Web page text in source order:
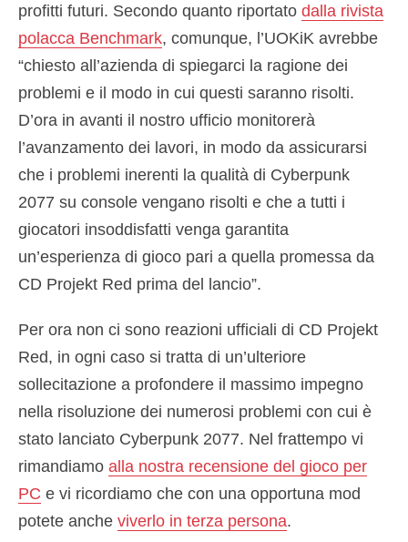
profitti futuri. Secondo quanto riportato dalla rivista
polacca Benchmark, comunque, l’UOKiK avrebbe
“chiesto all’azienda di spiegarci la ragione dei
problemi e il modo in cui questi saranno risolti.
D’ora in avanti il nostro ufficio monitorerà
l’avanzamento dei lavori, in modo da assicurarsi
che i problemi inerenti la qualità di Cyberpunk
2077 su console vengano risolti e che a tutti i
giocatori insoddisfatti venga garantita
un’esperienza di gioco pari a quella promessa da
CD Projekt Red prima del lancio”.
Per ora non ci sono reazioni ufficiali di CD Projekt
Red, in ogni caso si tratta di un’ulteriore
sollecitazione a profondere il massimo impegno
nella risoluzione dei numerosi problemi con cui è
stato lanciato Cyberpunk 2077. Nel frattempo vi
rimandiamo alla nostra recensione del gioco per
PC e vi ricordiamo che con una opportuna mod
potete anche viverlo in terza persona.